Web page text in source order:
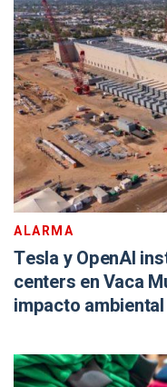
ALARMA
Tesla y OpenAI
centers en Vaca
impacto ambiental